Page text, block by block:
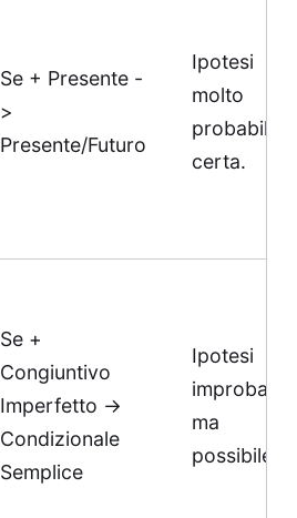
Se + Presente -
>
Presente/Futuro
Ipotesi
molto
probabile o
certa.
Se +
Congiuntivo
Imperfetto ->
Condizionale
Semplice
Ipotesi
ma
possibile.